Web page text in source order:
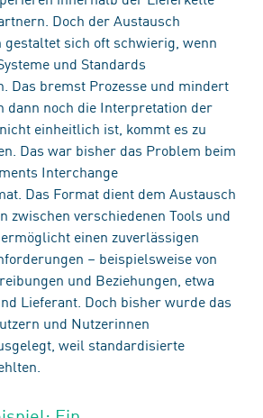
Doch der Austausch
gestaltet sich oft schwierig, wenn
und Standards
Das bremst Prozesse und mindert
dann noch die Interpretation der
einheitlich ist, kommt es zu
Das war bisher das Problem beim
Interchange
Das Format dient dem Austausch
zwischen verschiedenen Tools und
einen zuverlässigen
– beispielsweise von
und Beziehungen, etwa
Lieferant. Doch bisher wurde das
und Nutzerinnen
weil standardisierte